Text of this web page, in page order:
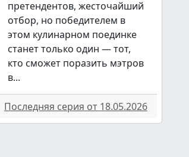
претендентов, жесточайший
отбор, но победителем в
этом кулинарном поединке
станет только один — тот,
кто сможет поразить мэтров
в...
Последняя серия от 18.05.2026